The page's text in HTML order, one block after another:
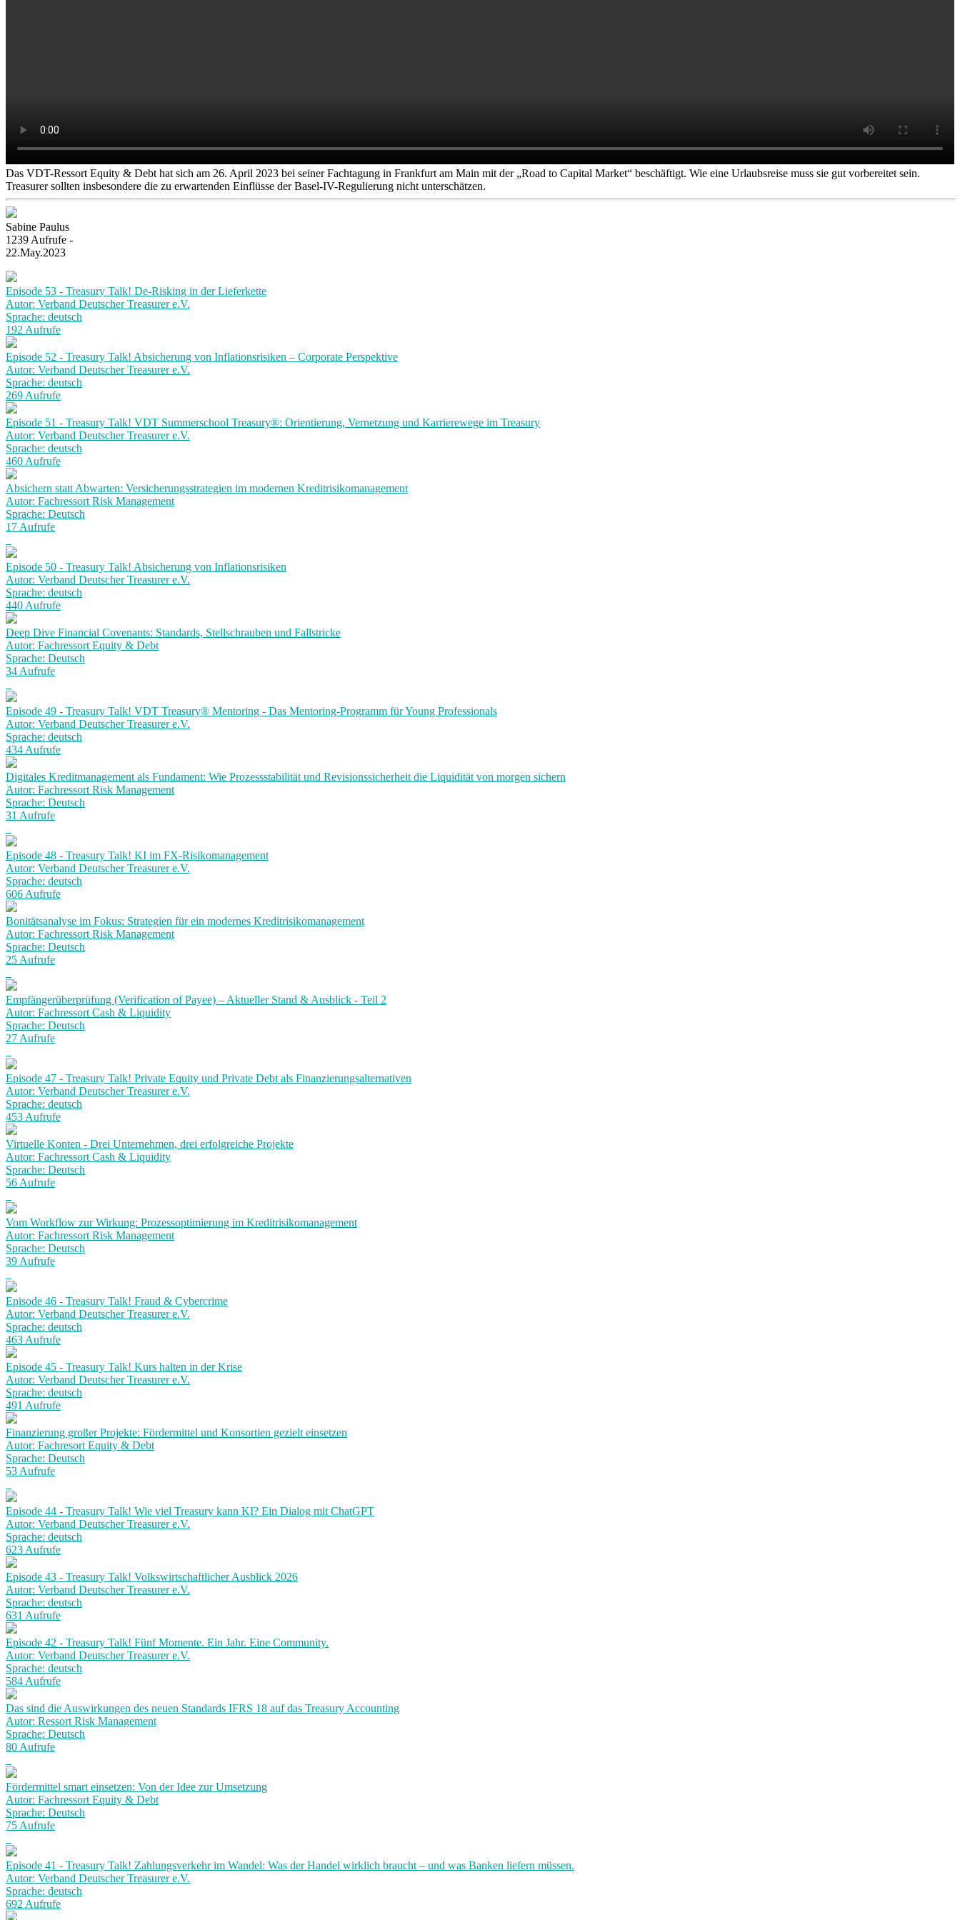
Das VDT-Ressort Equity & Debt hat sich am 26. April 2023 bei seiner Fachtagung in Frankfurt am Main mit der „Road to Capital Market“ beschäftigt. Wie eine Urlaubsreise muss sie gut vorbereitet sein.
Treasurer sollten insbesondere die zu erwartenden Einflüsse der Basel-IV-Regulierung nicht unterschätzen.
Sabine Paulus
1239 Aufrufe -
22.May.2023
Episode 53 - Treasury Talk! De-Risking in der Lieferkette
Autor: Verband Deutscher Treasurer e.V.
Sprache: deutsch
192 Aufrufe
Episode 52 - Treasury Talk! Absicherung von Inflationsrisiken – Corporate Perspektive
Autor: Verband Deutscher Treasurer e.V.
Sprache: deutsch
269 Aufrufe
Episode 51 - Treasury Talk! VDT Summerschool Treasury®: Orientierung, Vernetzung und Karrierewege im Treasury
Autor: Verband Deutscher Treasurer e.V.
Sprache: deutsch
460 Aufrufe
Absichern statt Abwarten: Versicherungsstrategien im modernen Kreditrisikomanagement
Autor: Fachressort Risk Management
Sprache: Deutsch
17 Aufrufe
Episode 50 - Treasury Talk! Absicherung von Inflationsrisiken
Autor: Verband Deutscher Treasurer e.V.
Sprache: deutsch
440 Aufrufe
Deep Dive Financial Covenants: Standards, Stellschrauben und Fallstricke
Autor: Fachressort Equity & Debt
Sprache: Deutsch
34 Aufrufe
Episode 49 - Treasury Talk! VDT Treasury® Mentoring - Das Mentoring-Programm für Young Professionals
Autor: Verband Deutscher Treasurer e.V.
Sprache: deutsch
434 Aufrufe
Digitales Kreditmanagement als Fundament: Wie Prozessstabilität und Revisionssicherheit die Liquidität von morgen sichern
Autor: Fachressort Risk Management
Sprache: Deutsch
31 Aufrufe
Episode 48 - Treasury Talk! KI im FX-Risikomanagement
Autor: Verband Deutscher Treasurer e.V.
Sprache: deutsch
606 Aufrufe
Bonitätsanalyse im Fokus: Strategien für ein modernes Kreditrisikomanagement
Autor: Fachressort Risk Management
Sprache: Deutsch
25 Aufrufe
Empfängerüberprüfung (Verification of Payee) – Aktueller Stand & Ausblick - Teil 2
Autor: Fachressort Cash & Liquidity
Sprache: Deutsch
27 Aufrufe
Episode 47 - Treasury Talk! Private Equity und Private Debt als Finanzierungsalternativen
Autor: Verband Deutscher Treasurer e.V.
Sprache: deutsch
453 Aufrufe
Virtuelle Konten - Drei Unternehmen, drei erfolgreiche Projekte
Autor: Fachressort Cash & Liquidity
Sprache: Deutsch
56 Aufrufe
Vom Workflow zur Wirkung: Prozessoptimierung im Kreditrisikomanagement
Autor: Fachressort Risk Management
Sprache: Deutsch
39 Aufrufe
Episode 46 - Treasury Talk! Fraud & Cybercrime
Autor: Verband Deutscher Treasurer e.V.
Sprache: deutsch
463 Aufrufe
Episode 45 - Treasury Talk! Kurs halten in der Krise
Autor: Verband Deutscher Treasurer e.V.
Sprache: deutsch
491 Aufrufe
Finanzierung großer Projekte: Fördermittel und Konsortien gezielt einsetzen
Autor: Fachresort Equity & Debt
Sprache: Deutsch
53 Aufrufe
Episode 44 - Treasury Talk! Wie viel Treasury kann KI? Ein Dialog mit ChatGPT
Autor: Verband Deutscher Treasurer e.V.
Sprache: deutsch
623 Aufrufe
Episode 43 - Treasury Talk! Volkswirtschaftlicher Ausblick 2026
Autor: Verband Deutscher Treasurer e.V.
Sprache: deutsch
631 Aufrufe
Episode 42 - Treasury Talk! Fünf Momente. Ein Jahr. Eine Community.
Autor: Verband Deutscher Treasurer e.V.
Sprache: deutsch
584 Aufrufe
Das sind die Auswirkungen des neuen Standards IFRS 18 auf das Treasury Accounting
Autor: Ressort Risk Management
Sprache: Deutsch
80 Aufrufe
Fördermittel smart einsetzen: Von der Idee zur Umsetzung
Autor: Fachressort Equity & Debt
Sprache: Deutsch
75 Aufrufe
Episode 41 - Treasury Talk! Zahlungsverkehr im Wandel: Was der Handel wirklich braucht – und was Banken liefern müssen.
Autor: Verband Deutscher Treasurer e.V.
Sprache: deutsch
692 Aufrufe